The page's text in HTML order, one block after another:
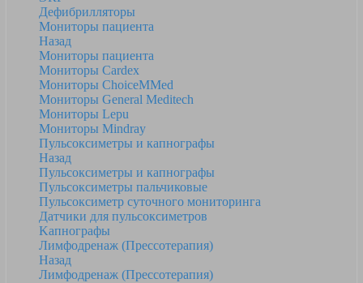
Дефибрилляторы
Мониторы пациента
Назад
Мониторы пациента
Мониторы Cardex
Мониторы ChoiceMMed
Мониторы General Meditech
Мониторы Lepu
Мониторы Mindray
Пульсоксиметры и капнографы
Назад
Пульсоксиметры и капнографы
Пульсоксиметры пальчиковые
Пульсоксиметр суточного мониторинга
Датчики для пульсоксиметров
Kапнографы
Лимфодренаж (Прессотерапия)
Назад
Лимфодренаж (Прессотерапия)